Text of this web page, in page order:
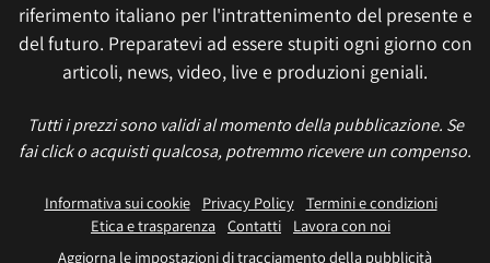
riferimento italiano per l'intrattenimento del presente e
del futuro. Preparatevi ad essere stupiti ogni giorno con
articoli, news, video, live e produzioni geniali.
Tutti i prezzi sono validi al momento della pubblicazione. Se
fai click o acquisti qualcosa, potremmo ricevere un compenso.
Informativa sui cookie Privacy Policy
Termini e condizioni
Etica e trasparenza Contatti
Lavora con noi
Aggiorna le impostazioni di tracciamento della pubblicità